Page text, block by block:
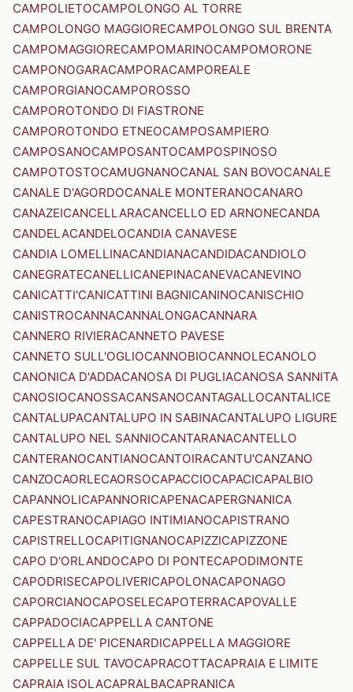
CAMPOLIETOCAMPOLONGO AL TORRE
CAMPOLONGO MAGGIORECAMPOLONGO SUL BRENTA
CAMPOMAGGIORECAMPOMARINOCAMPOMORONE
CAMPONOGARACAMPORACAMPOREALE
CAMPORGIANOCAMPOROSSO
CAMPOROTONDO DI FIASTRONE
CAMPOROTONDO ETNEOCAMPOSAMPIERO
CAMPOSANOCAMPOSANTOCAMPOSPINOSO
CAMPOTOSTOCAMUGNANOCANAL SAN BOVOCANALE
CANALE D'AGORDOCANALE MONTERANOCANARO
CANAZEICANCELLARACANCELLO ED ARNONECANDA
CANDELACANDELOCANDIA CANAVESE
CANDIA LOMELLINACANDIANACANDIDACANDIOLO
CANEGRATECANELLICANEPINACANEVACANEVINO
CANICATTI'CANICATTINI BAGNICANINOCANISCHIO
CANISTROCANNACANNALONGACANNARA
CANNERO RIVIERACANNETO PAVESE
CANNETO SULL'OGLIOCANNOBIOCANNOLECANOLO
CANONICA D'ADDACANOSA DI PUGLIACANOSA SANNITA
CANOSIOCANOSSACANSANOCANTAGALLOCANTALICE
CANTALUPACANTALUPO IN SABINACANTALUPO LIGURE
CANTALUPO NEL SANNIOCANTARANACANTELLO
CANTERANOCANTIANOCANTOIRACANTU'CANZANO
CANZOCAORLECAORSOCAPACCIOCAPACICAPALBIO
CAPANNOLICAPANNORICAPENACAPERGNANICA
CAPESTRANOCAPIAGO INTIMIANOCAPISTRANO
CAPISTRELLOCAPITIGNANOCAPIZZICAPIZZONE
CAPO D'ORLANDOCAPO DI PONTECAPODIMONTE
CAPODRISECAPOLIVERICAPOLONACAPONAGO
CAPORCIANOCAPOSELECAPOTERRACAPOVALLE
CAPPADOCIACAPPELLA CANTONE
CAPPELLA DE' PICENARDICAPPELLA MAGGIORE
CAPPELLE SUL TAVOCAPRACOTTACAPRAIA E LIMITE
CAPRAIA ISOLACAPRALBACAPRANICA